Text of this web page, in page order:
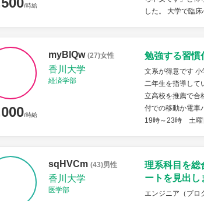
/時給
した。 大学で臨
/時給
myBlQw (27)女性
香川大学
経済学部
勉強する習慣
文系が得意です
二年生を指導して
立高校を推薦で合
付での移動か電車
19時～23時 土曜
sqHVCm (43)男性
香川大学
医学部
理系科目を総
ートを見出し
エンジニア（プロ